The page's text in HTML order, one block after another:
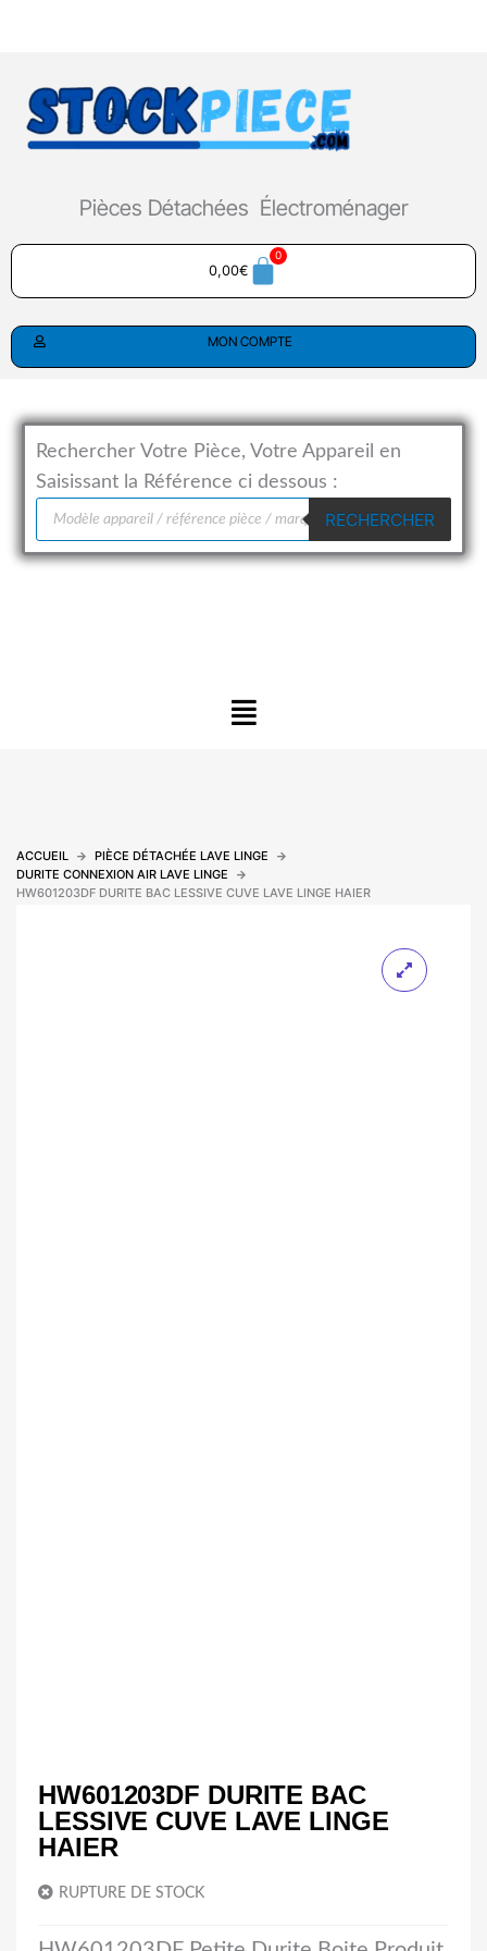
contenu
Pièces Détachées Électroménager
0,00€
MON COMPTE
Rechercher Votre Pièce, Votre Appareil en
Saisissant la Référence ci dessous :
Recherche
produits
RECHERCHER
Menu
ACCUEIL
PIÈCE DÉTACHÉE LAVE LINGE
DURITE CONNEXION AIR LAVE LINGE
HW601203DF DURITE BAC LESSIVE CUVE LAVE LINGE HAIER
HW601203DF DURITE BAC
LESSIVE CUVE LAVE LINGE
HAIER
RUPTURE DE STOCK